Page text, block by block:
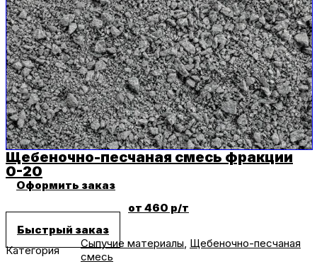
Щебеночно-песчаная смесь фракции
0-20
Оформить заказ
от 460 р/т
Быстрый заказ
Категория
Сыпучие материалы, Щебеночно-песчаная
смесь